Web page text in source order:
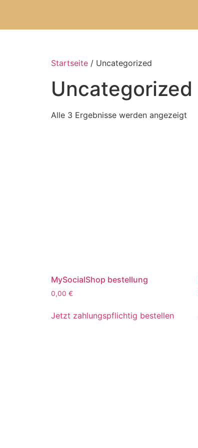
Startseite / Uncategorized
Uncategorized
Alle 3 Ergebnisse werden angezeigt
MySocialShop bestellung
0,00 €
Jetzt zahlungspflichtig bestellen